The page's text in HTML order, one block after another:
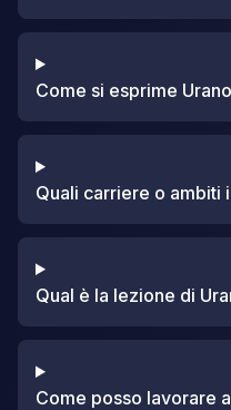
Come si esprime
Quali carriere o ambiti
Qual è la lezione di
Come posso lavorare